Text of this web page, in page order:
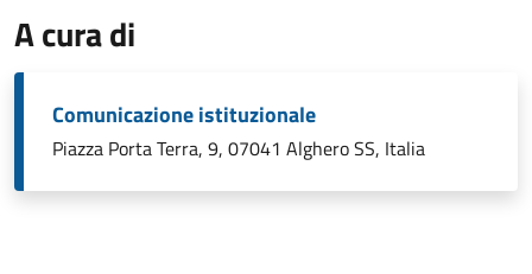
A cura di
Comunicazione istituzionale
Piazza Porta Terra, 9, 07041 Alghero SS, Italia